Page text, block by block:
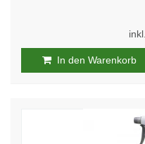
In den Warenkorb